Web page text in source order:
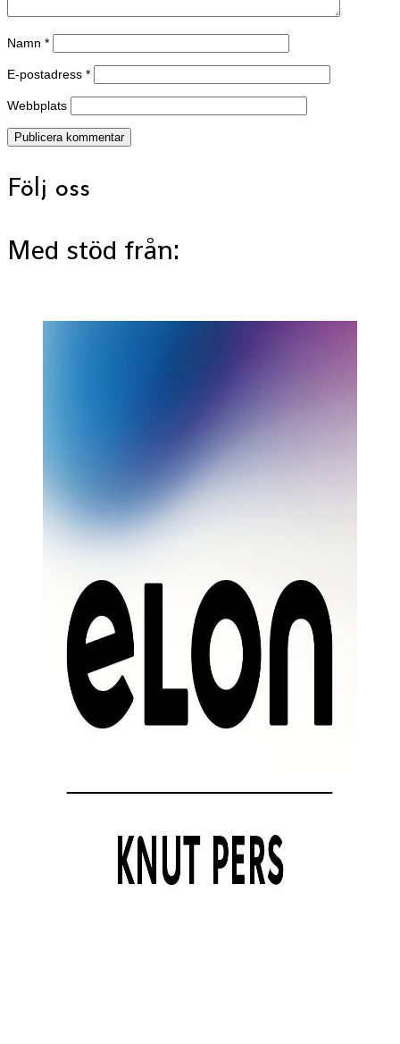
Namn *
E-postadress *
Webbplats
Följ oss
Med stöd från: